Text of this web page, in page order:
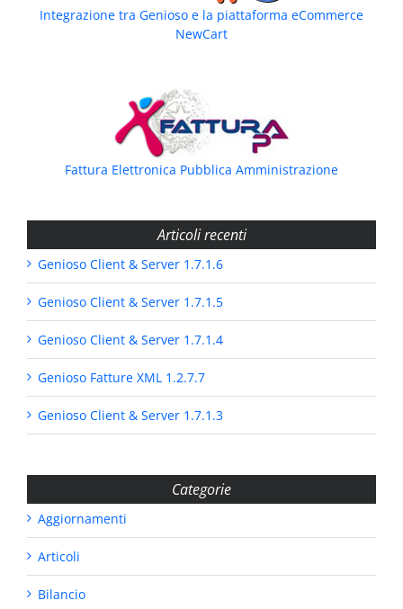
Integrazione tra Genioso e la piattaforma eCommerce
NewCart
Fattura Elettronica Pubblica Amministrazione
Articoli recenti
Genioso Client & Server 1.7.1.6
Genioso Client & Server 1.7.1.5
Genioso Client & Server 1.7.1.4
Genioso Fatture XML 1.2.7.7
Genioso Client & Server 1.7.1.3
Categorie
Aggiornamenti
Articoli
Bilancio